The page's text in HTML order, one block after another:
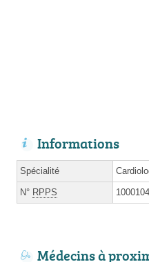
Informations
Spécialité
N° RPPS
Médecins à